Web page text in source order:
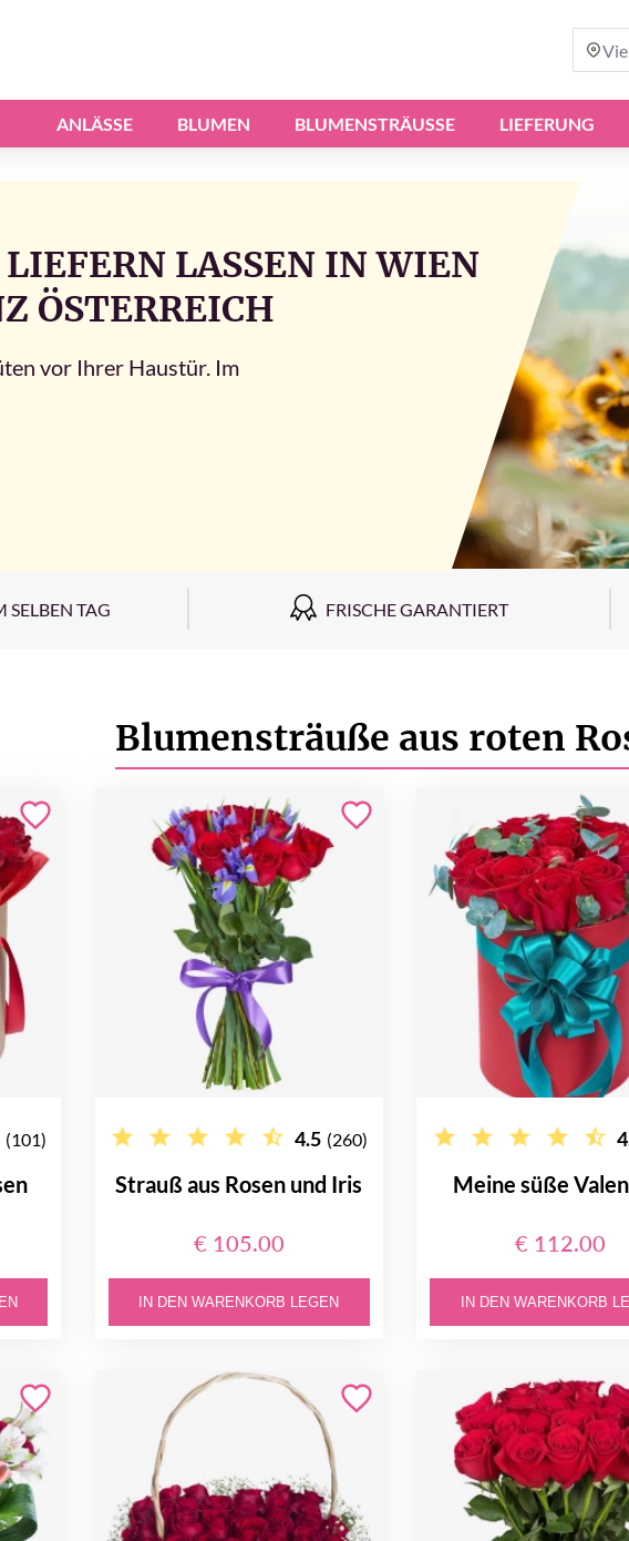
ANLÄSSE BLUMEN BLUMENSTRÄUSSE LIEFERUNG
LASSEN IN WIEN
ÖSTERREICH
vor Ihrer Haustür. Im
SELBEN TAG FRISCHE GARANTIERT
Blumensträuße aus roten
(101) 4.5 (260)
Strauß aus Rosen und Iris
€ 105.00
IN DEN WARENKORB LEGEN
Meine süße
€ 112.00
IN DEN WARENKORB